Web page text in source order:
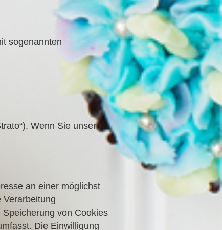
sogenannten
Wenn Sie unsere
an einer möglichst
von Cookies
Die Einwilligung